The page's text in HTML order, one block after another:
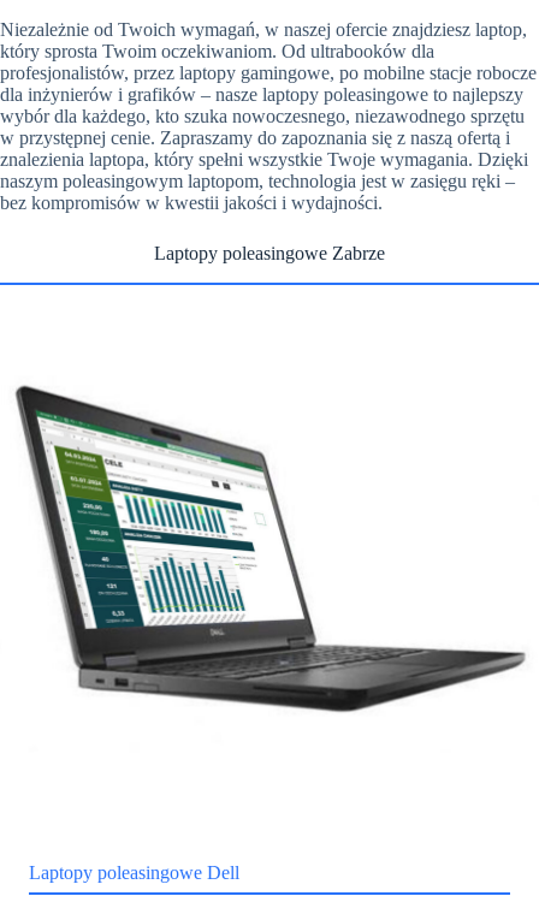
Niezależnie od Twoich wymagań, w naszej ofercie znajdziesz laptop,
który sprosta Twoim oczekiwaniom. Od ultrabooków dla
profesjonalistów, przez laptopy gamingowe, po mobilne stacje robocze
dla inżynierów i grafików – nasze laptopy poleasingowe to najlepszy
wybór dla każdego, kto szuka nowoczesnego, niezawodnego sprzętu
w przystępnej cenie. Zapraszamy do zapoznania się z naszą ofertą i
znalezienia laptopa, który spełni wszystkie Twoje wymagania. Dzięki
naszym poleasingowym laptopom, technologia jest w zasięgu ręki –
bez kompromisów w kwestii jakości i wydajności.
Laptopy poleasingowe Zabrze
Laptopy poleasingowe Dell